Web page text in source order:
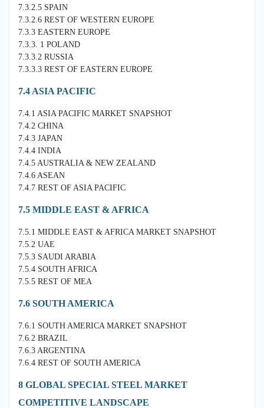
7.3.2.5 SPAIN
7.3.2.6 REST OF WESTERN EUROPE
7.3.3 EASTERN EUROPE
7.3.3. 1 POLAND
7.3.3.2 RUSSIA
7.3.3.3 REST OF EASTERN EUROPE
7.4 ASIA PACIFIC
7.4.1 ASIA PACIFIC MARKET SNAPSHOT
7.4.2 CHINA
7.4.3 JAPAN
7.4.4 INDIA
7.4.5 AUSTRALIA & NEW ZEALAND
7.4.6 ASEAN
7.4.7 REST OF ASIA PACIFIC
7.5 MIDDLE EAST & AFRICA
7.5.1 MIDDLE EAST & AFRICA MARKET SNAPSHOT
7.5.2 UAE
7.5.3 SAUDI ARABIA
7.5.4 SOUTH AFRICA
7.5.5 REST OF MEA
7.6 SOUTH AMERICA
7.6.1 SOUTH AMERICA MARKET SNAPSHOT
7.6.2 BRAZIL
7.6.3 ARGENTINA
7.6.4 REST OF SOUTH AMERICA
8 GLOBAL SPECIAL STEEL MARKET
COMPETITIVE LANDSCAPE